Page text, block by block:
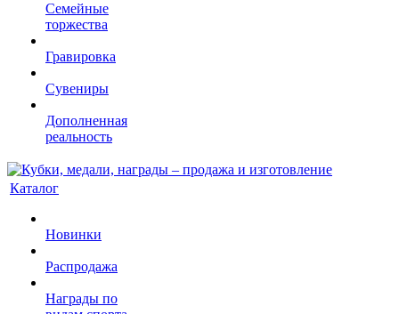
Семейные
торжества
Гравировка
Сувениры
Дополненная
реальность
Каталог
Новинки
Распродажа
Награды по